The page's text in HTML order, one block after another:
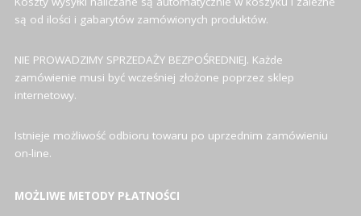
są od ilości i gabarytów zamówionych produktów.
NIE PROWADZIMY SPRZEDAŻY BEZPOŚREDNIEJ. Każde
zamówienie musi być wcześniej złożone poprzez sklep
internetowy.
Istnieje możliwość odbioru towaru po uprzednim zamówieniu
on-line.
MOŻLIWE METODY PŁATNOŚCI